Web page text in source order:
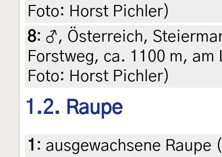
Foto: Horst Pichler)
8: ♂, Österreich,
Forstweg, ca. 1100 m,
Foto: Horst Pichler)
1.2. Raupe
1 : ausgewachsene